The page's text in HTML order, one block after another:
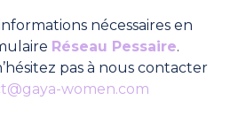
nécessaires en
Réseau Pessaire.
pas à nous contacter
women.com